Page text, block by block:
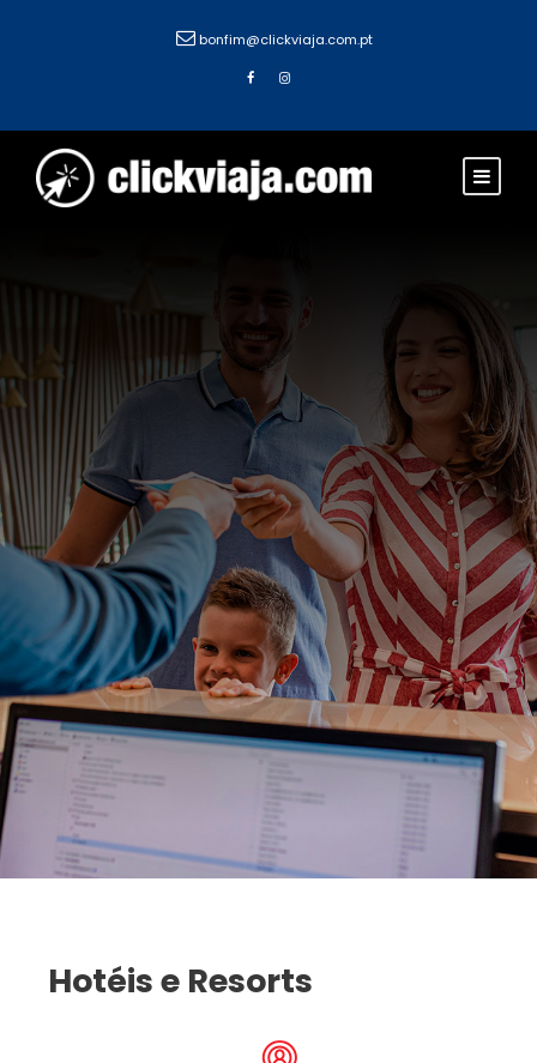
bonfim@clickviaja.com.pt
Hotéis e Resorts